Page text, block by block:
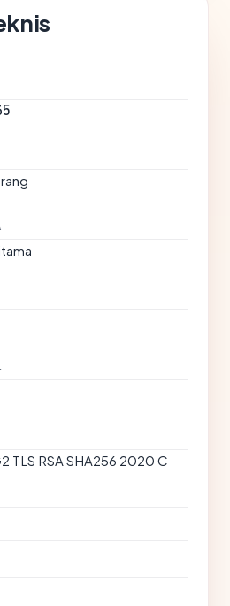
TLS RSA SHA256 2020 C